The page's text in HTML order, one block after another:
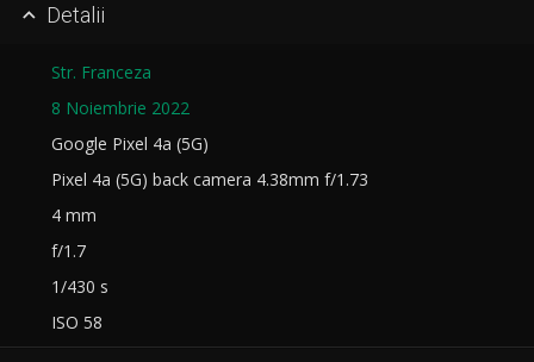
 Detalii
Str. Franceza
8 Noiembrie 2022
Google Pixel 4a (5G)
Pixel 4a (5G) back camera 4.38mm f/1.73
4 mm
f/1.7
1/430 s
ISO 58